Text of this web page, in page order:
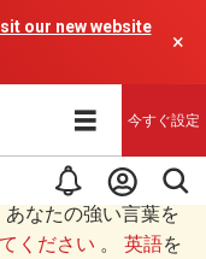
our new website
×
今すぐ設定
ますAIプログラムに
なたの強い言葉を
ください 。 英語を